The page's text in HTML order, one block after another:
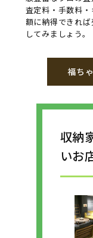
査定料・手数料
額に納得できれ
してみましょう。
福ち
収納
いお